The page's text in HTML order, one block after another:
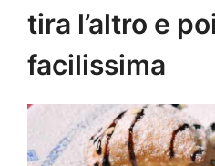
tira l’altro e
facilissima